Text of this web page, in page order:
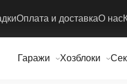
Оплата и доставкаО нас
Гаражи Хозблоки